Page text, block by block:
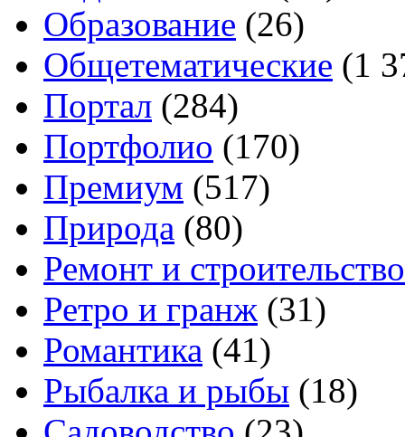
Образование (26)
Общетематические (1
Портал (284)
Портфолио (170)
Премиум (517)
Природа (80)
Ремонт и строительство
Ретро и гранж (31)
Романтика (41)
Рыбалка и рыбы (18)